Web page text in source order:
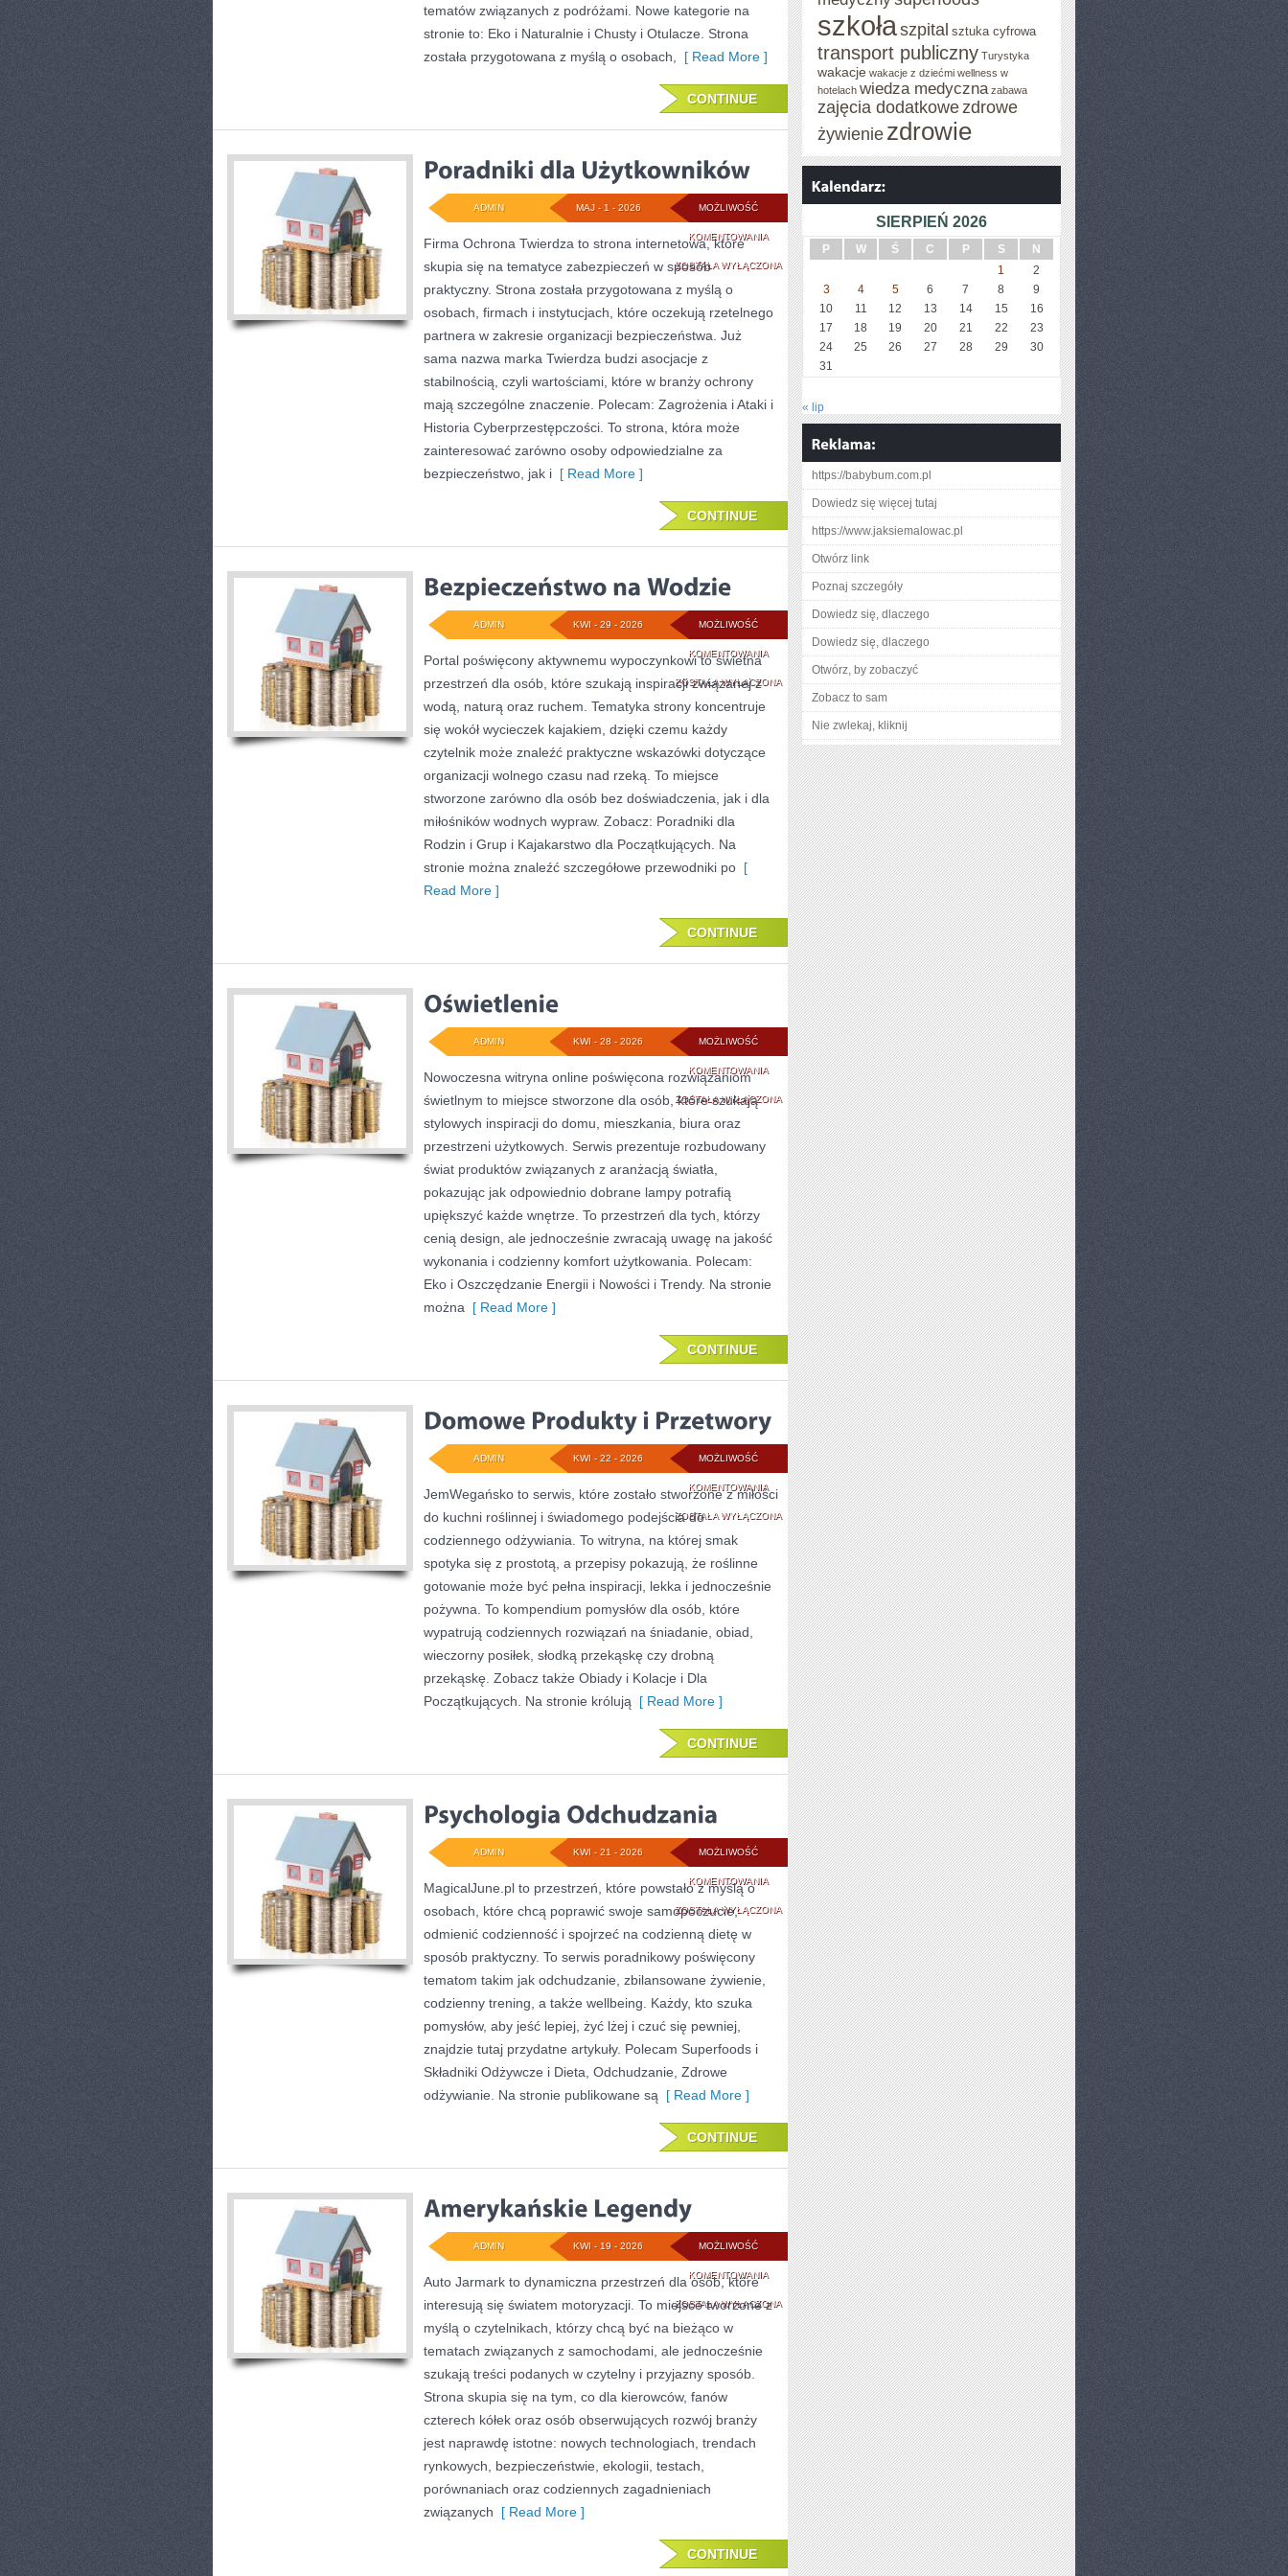
tematów związanych z podróżami. Nowe kategorie na
stronie to: Eko i Naturalnie i Chusty i Otulacze. Strona
została przygotowana z myślą o osobach,
[ Read More ]
CONTINUE
MOŻLIWOŚĆ
KOMENTOWANIAPORADNIKI
DLA
UŻYTKOWNIKÓW
ZOSTAŁA WYŁĄCZONA
MAJ - 1 - 2026
ADMIN
Firma Ochrona Twierdza to strona internetowa, które
skupia się na tematyce zabezpieczeń w sposób
praktyczny. Strona została przygotowana z myślą o
osobach, firmach i instytucjach, które oczekują rzetelnego
partnera w zakresie organizacji bezpieczeństwa. Już
sama nazwa marka Twierdza budzi asocjacje z
stabilnością, czyli wartościami, które w branży ochrony
mają szczególne znaczenie. Polecam: Zagrożenia i Ataki i
Historia Cyberprzestępczości. To strona, która może
zainteresować zarówno osoby odpowiedzialne za
bezpieczeństwo, jak i [ Read More ]
CONTINUE
MOŻLIWOŚĆ
KOMENTOWANIABEZPIECZEŃSTWO
NA
WODZIE
ZOSTAŁA WYŁĄCZONA
KWI - 29 - 2026
ADMIN
Portal poświęcony aktywnemu wypoczynkowi to świetna
przestrzeń dla osób, które szukają inspiracji związanej z
wodą, naturą oraz ruchem. Tematyka strony koncentruje
się wokół wycieczek kajakiem, dzięki czemu każdy
czytelnik może znaleźć praktyczne wskazówki dotyczące
organizacji wolnego czasu nad rzeką. To miejsce
stworzone zarówno dla osób bez doświadczenia, jak i dla
miłośników wodnych wypraw. Zobacz: Poradniki dla
Rodzin i Grup i Kajakarstwo dla Początkujących. Na
stronie można znaleźć szczegółowe przewodniki po [
Read More ]
CONTINUE
MOŻLIWOŚĆ
KOMENTOWANIAOŚWIETLENIE
ZOSTAŁA WYŁĄCZONA
KWI - 28 - 2026
ADMIN
Nowoczesna witryna online poświęcona rozwiązaniom
świetlnym to miejsce stworzone dla osób, które szukają
stylowych inspiracji do domu, mieszkania, biura oraz
przestrzeni użytkowych. Serwis prezentuje rozbudowany
świat produktów związanych z aranżacją światła,
pokazując jak odpowiednio dobrane lampy potrafią
upiększyć każde wnętrze. To przestrzeń dla tych, którzy
cenią design, ale jednocześnie zwracają uwagę na jakość
wykonania i codzienny komfort użytkowania. Polecam:
Eko i Oszczędzanie Energii i Nowości i Trendy. Na stronie
można [ Read More ]
CONTINUE
MOŻLIWOŚĆ
KOMENTOWANIADOMOWE
PRODUKTY
PRZETWORY
ZOSTAŁA WYŁĄCZONA
KWI - 22 - 2026
ADMIN
JemWegańsko to serwis, które zostało stworzone z miłości
do kuchni roślinnej i świadomego podejścia do
codziennego odżywiania. To witryna, na której smak
spotyka się z prostotą, a przepisy pokazują, że roślinne
gotowanie może być pełna inspiracji, lekka i jednocześnie
pożywna. To kompendium pomysłów dla osób, które
wypatrują codziennych rozwiązań na śniadanie, obiad,
wieczorny posiłek, słodką przekąskę czy drobną
przekąskę. Zobacz także Obiady i Kolacje i Dla
Początkujących. Na stronie królują [ Read More ]
CONTINUE
MOŻLIWOŚĆ
KOMENTOWANIAPSYCHOLOGIA
ODCHUDZANIA
ZOSTAŁA WYŁĄCZONA
KWI - 21 - 2026
ADMIN
MagicalJune.pl to przestrzeń, które powstało z myślą o
osobach, które chcą poprawić swoje samopoczucie,
odmienić codzienność i spojrzeć na codzienną dietę w
sposób praktyczny. To serwis poradnikowy poświęcony
tematom takim jak odchudzanie, zbilansowane żywienie,
codzienny trening, a także wellbeing. Każdy, kto szuka
pomysłów, aby jeść lepiej, żyć lżej i czuć się pewniej,
znajdzie tutaj przydatne artykuły. Polecam Superfoods i
Składniki Odżywcze i Dieta, Odchudzanie, Zdrowe
odżywianie. Na stronie publikowane są [ Read More ]
CONTINUE
MOŻLIWOŚĆ
KOMENTOWANIAAMERYKAŃSKIE
LEGENDY
ZOSTAŁA WYŁĄCZONA
KWI - 19 - 2026
ADMIN
Auto Jarmark to dynamiczna przestrzeń dla osób, które
interesują się światem motoryzacji. To miejsce tworzone z
myślą o czytelnikach, którzy chcą być na bieżąco w
tematach związanych z samochodami, ale jednocześnie
szukają treści podanych w czytelny i przyjazny sposób.
Strona skupia się na tym, co dla kierowców, fanów
czterech kółek oraz osób obserwujących rozwój branży
jest naprawdę istotne: nowych technologiach, trendach
rynkowych, bezpieczeństwie, ekologii, testach,
porównaniach oraz codziennych zagadnieniach
związanych [ Read More ]
CONTINUE
szkołaszpital sztuka cyfrowa
transport publiczny Turystyka
wakacje wakacje z dziećmi wellness w
hotelach wiedza medyczna zabawa
zajęcia dodatkowezdrowe
żywienie zdrowie
SIERPIEŃ 2026
P W Ś C P S
N
1
2
3
4 5 6 7 8
9
10
11 12 13 14 15
16
17
18 19 20 21 22
23
24
25 26 27 28 29
30
31
« lip
https://babybum.com.pl
Dowiedz się więcej tutaj
https://www.jaksiemalowac.pl
Otwórz link
Poznaj szczegóły
Dowiedz się, dlaczego
Dowiedz się, dlaczego
Otwórz, by zobaczyć
Zobacz to sam
Nie zwlekaj, kliknij